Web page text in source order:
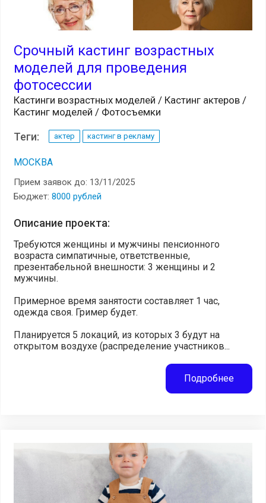
Срочный кастинг возрастных
моделей для проведения
фотосессии
Кастинги возрастных моделей / Кастинг актеров /
Кастинг моделей / Фотосъемки
Теги: актер кастинг в рекламу
МОСКВА
Прием заявок до: 13/11/2025
Бюджет: 8000 рублей
Описание проекта:
Требуются женщины и мужчины пенсионного
возраста симпатичные, ответственные,
презентабельной внешности: 3 женщины и 2
мужчины.
Примерное время занятости составляет 1 час,
одежда своя. Гример будет.
Планируется 5 локаций, из которых 3 будут на
открытом воздухе (распределение участников...
Подробнее